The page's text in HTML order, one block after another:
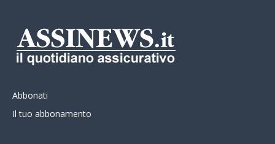
Abbonati
Il tuo abbonamento